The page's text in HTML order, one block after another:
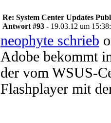
Re: System Center Updates
Antwort #93 - 19.03.12 um
neophyte schrieb
Adobe bekommt
der vom WSUS-
Flashplayer mit